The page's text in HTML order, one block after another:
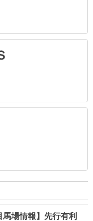
場情報】先行有利